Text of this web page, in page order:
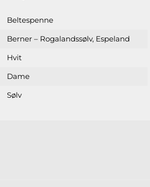
Beltespenne
Berner – Rogalandssølv, Espeland
Hvit
Dame
Sølv